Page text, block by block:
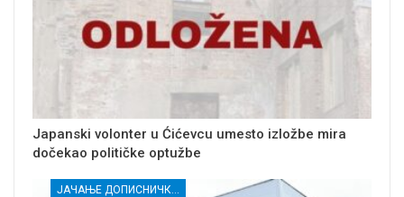
Japanski volonter u Ćićevcu umesto izložbe mira
dočekao političke optužbe
ЈАЧАЊЕ ДОПИСНИЧКЕ МРЕЖЕ НЕЗАВИСНИХ МЕДИЈА У РАСИНСКОМ ОКРУГУ